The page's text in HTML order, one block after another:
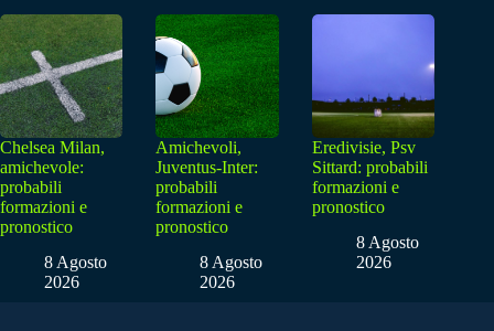
Chelsea Milan,
amichevole:
probabili
formazioni e
pronostico
8 Agosto
2026
Amichevoli,
Juventus-Inter:
probabili
formazioni e
pronostico
8 Agosto
2026
Eredivisie, Psv
Sittard: probabili
formazioni e
pronostico
8 Agosto
2026